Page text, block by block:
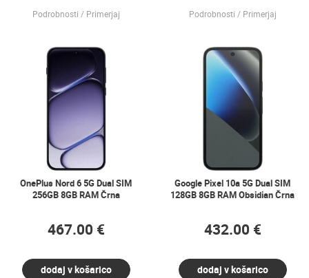
Podrobnosti Primerjaj Podrobnosti Primerjaj
OnePlus Nord 6 5G Dual SIM
256GB 8GB RAM Črna
467.00 €
dodaj v košarico
Google Pixel 10a 5G Dual SIM
128GB 8GB RAM Obsidian Črna
432.00 €
dodaj v košarico